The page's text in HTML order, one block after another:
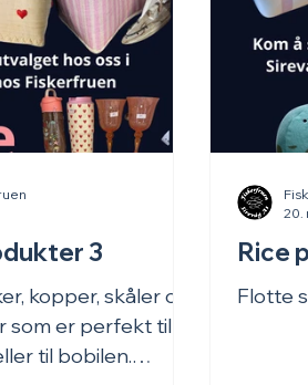
3
kopper, skåler og
som er perfekt til
til bobilen.
Rice
Flotte
20.